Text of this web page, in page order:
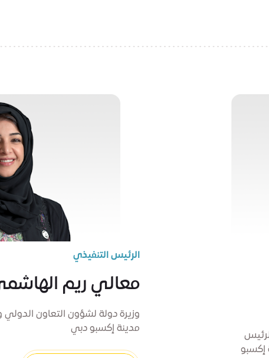
إكسبو
الرئيس التنفيذي
معالي ريم
وزيرة دولة لشؤون التعاون
مدينة إكسبو دبي